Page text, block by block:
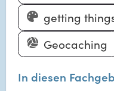
getting
Geocaching
In diesen